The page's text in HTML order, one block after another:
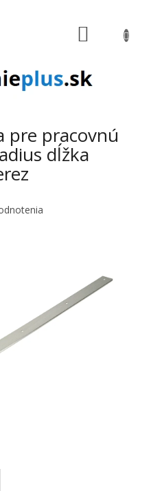
pre pracovnú
dĺžka
0,0 z 5 hviezdičiek.